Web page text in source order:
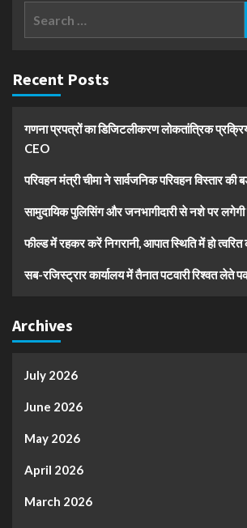
Recent Posts
गणना प्रपत्रों का डिजिटलीकरण लोकतांत्रिक
CEO
परिवहन मंत्री चीमा ने सार्वजनिक परिवहन विस्तार की
सामुदायिक पुलिसिंग और जनभागीदारी से नशे पर
फील्ड में रहकर करें निगरानी, आपात स्थिति में हो त्वरित
सब-रजिस्ट्रार कार्यालय में तैनात पटवारी रिश्वत लेते
Archives
July 2026
June 2026
May 2026
April 2026
March 2026